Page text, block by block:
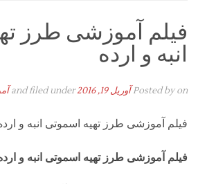
فیلم آموزشی طرز
انبه و ارده
Posted byon آوریل 19, 2016 and filed under
فیلم آموزشی طرز تهیه اسموتی انبه و
فیلم آموزشی طرز تهیه اسموتی انبه و